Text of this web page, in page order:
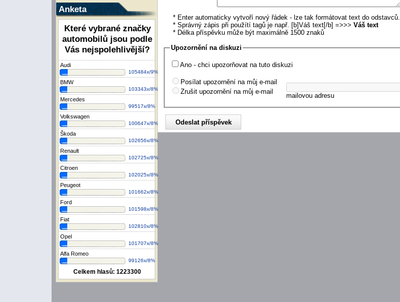
Anketa
Které vybrané značky
automobilů jsou podle
Vás nejspolehlivější?
Audi
105484x/9%
BMW
103343x/8%
Mercedes
99517x/8%
Volkswagen
100647x/8%
Škoda
102656x/8%
Renault
102725x/8%
Citroen
102025x/8%
Peugeot
101662x/8%
Ford
101598x/8%
Fiat
102810x/8%
Opel
101707x/8%
Alfa Romeo
99126x/8%
Celkem hlasů: 1223300
* Enter automaticky vytvoří nový řádek - lze tak formátovat text do odstavců.
* Správný zápis při použítí tagů je např. [b]Váš text[/b] =>>> Váš text
* Délka příspěvku může být maximálně 1500 znaků
Upozornění na diskuzi
Ano - chci upozorňovat na tuto diskuzi
Posílat upozornění na můj e-mail
Zrušit upozornění na můj e-mail
mailovou adresu